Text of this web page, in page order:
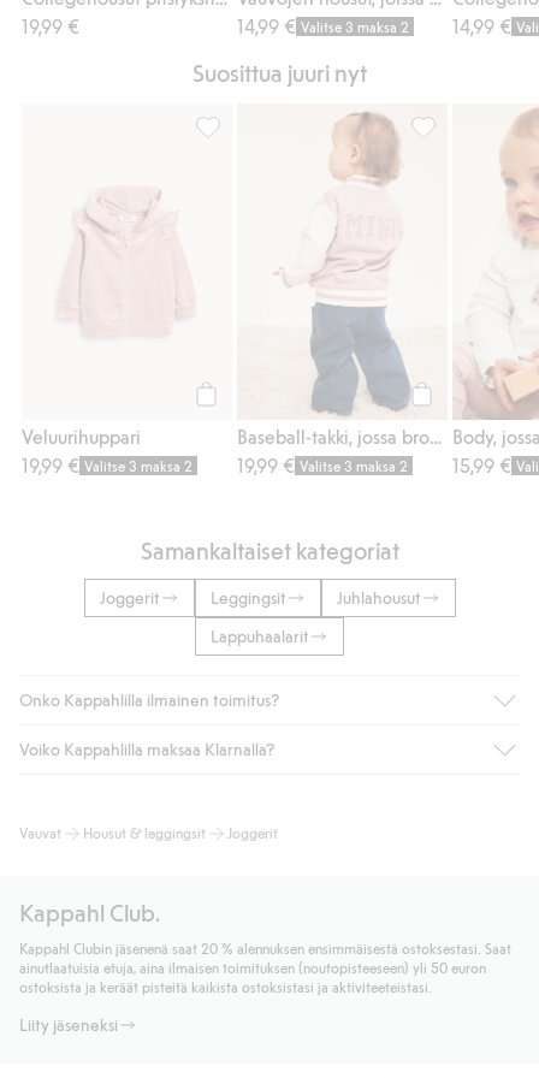
19,99 €
14,99 € Valitse 3 maksa 2
14,99 €
Suosittua juuri nyt
Veluurihuppari
19,99 € Valitse 3 maksa 2
Veluurihuppari, Lisää suosikkeihin
Osta
19,99 € Valitse 3 maksa 2
Baseball-takki,
15,99 €
Samankaltaiset kategoriat
Joggerit Leggingsit
Juhlahousut
Lappuhaalarit
Onko Kappahlilla ilmainen toimitus?
Jos olet Kappahl Clubin jäsen, saat aina ilmaisen toimituksen
kotiinkuljetusta). Toimituskulut poistuvat automaattisesti, kun
noutopisteeseen tai pakettiautomaattiin ja PostNordin
kotiinkuljetuksella 6,99 €, riippumatta ostosummasta.
Lue lisää
Voiko Kappahlilla maksaa Klarnalla?
maksutavat, kuten laskun, sekä muita maksuvaihtoehtoja.
Lisätietoja Klarnan maksuehdoista
Lue lisää
Vauvat Housut & leggingsit Joggerit
Kappahl Club.
Kappahl Clubin jäsenenä saat 20 % alennuksen ensimmäisestä ostoksestasi. Saat
ainutlaatuisia etuja, aina ilmaisen toimituksen (noutopisteeseen) yli 50 euron
ostoksista ja keräät pisteitä kaikista ostoksistasi ja aktiviteeteistasi.
Liity jäseneksi